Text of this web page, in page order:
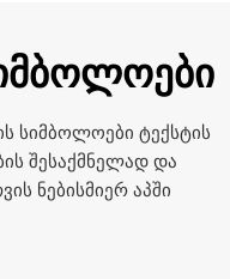
სიმბოლოები ტექსტის
შესაქმნელად და
ნებისმიერ აპში